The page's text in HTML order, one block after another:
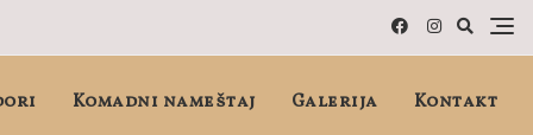
Komadni nameštaj Galerija Kontakt